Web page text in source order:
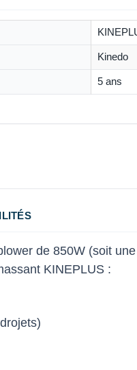
Kinedo
5 ans
de 850W (soit
KINEPLUS :